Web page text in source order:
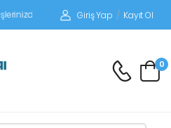
alıcı ödemeli gönderilir.
Giriş Yap / Kayıt Ol
0